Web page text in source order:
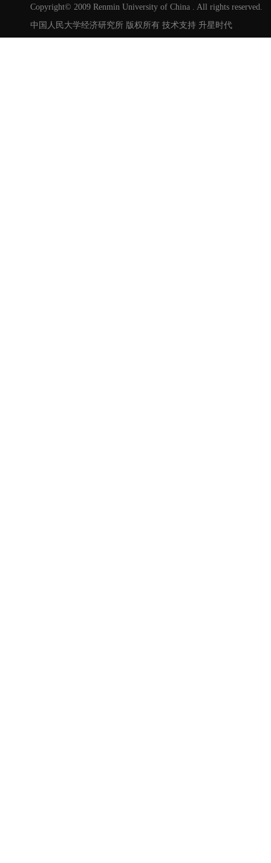
Copyright© 2009 Renmin University of China . All rights reserved.
中国人民大学经济研究所 版权所有 技术支持 升星时代